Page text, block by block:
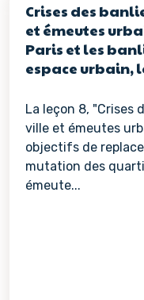
Crises des
et émeutes
Paris et les
espace urbain,
La leçon 8, "Crises
ville et émeutes
objectifs de
mutation des
émeute...